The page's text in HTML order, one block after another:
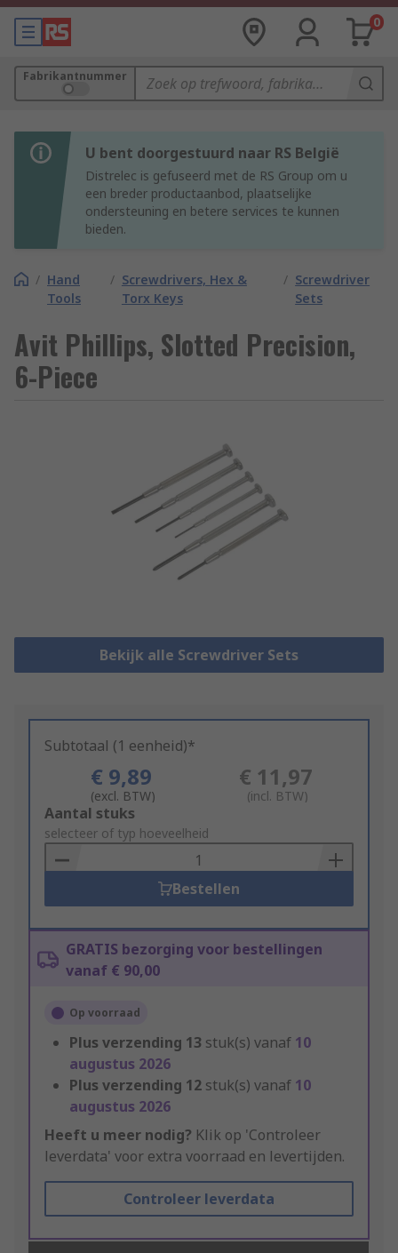
0
Fabrikantnummer
U bent doorgestuurd naar RS België
Distrelec is gefuseerd met de RS Group om u
een breder productaanbod, plaatselijke
ondersteuning en betere services te kunnen
bieden.
/ Hand
Tools
/ Screwdrivers, Hex &
Torx Keys
/ Screwdriver
Sets
Avit Phillips, Slotted Precision,
6-Piece
Bekijk alle Screwdriver Sets
Subtotaal (1 eenheid)*
€ 9,89
(excl. BTW)
€ 11,97
(incl. BTW)
Add
to
Basket
Aantal stuks
selecteer of typ hoeveelheid
Bestellen
GRATIS bezorging voor bestellingen
vanaf € 90,00
Op voorraad
Plus verzending 13 stuk(s) vanaf 10
augustus 2026
Plus verzending 12 stuk(s) vanaf 10
augustus 2026
Heeft u meer nodig? Klik op 'Controleer
leverdata' voor extra voorraad en levertijden.
Controleer leverdata